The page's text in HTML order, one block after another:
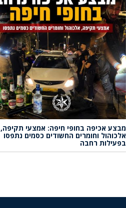
מבצע אכיפה בחופי חיפה: אמצעי תקיפה,
אלכוהול וחומרים החשודים כסמים נתפסו
בפעילות רחבה